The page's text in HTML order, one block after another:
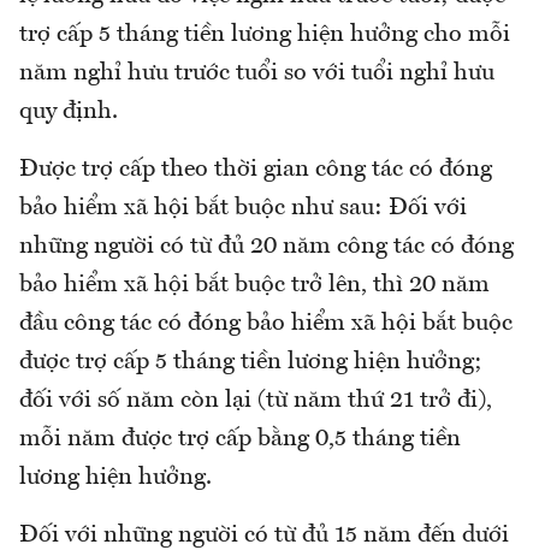
trợ cấp 5 tháng tiền lương hiện hưởng cho mỗi
năm nghỉ hưu trước tuổi so với tuổi nghỉ hưu
quy định.
Được trợ cấp theo thời gian công tác có đóng
bảo hiểm xã hội bắt buộc như sau: Đối với
những người có từ đủ 20 năm công tác có đóng
bảo hiểm xã hội bắt buộc trở lên, thì 20 năm
đầu công tác có đóng bảo hiểm xã hội bắt buộc
được trợ cấp 5 tháng tiền lương hiện hưởng;
đối với số năm còn lại (từ năm thứ 21 trở đi),
mỗi năm được trợ cấp bằng 0,5 tháng tiền
lương hiện hưởng.
Đối với những người có từ đủ 15 năm đến dưới